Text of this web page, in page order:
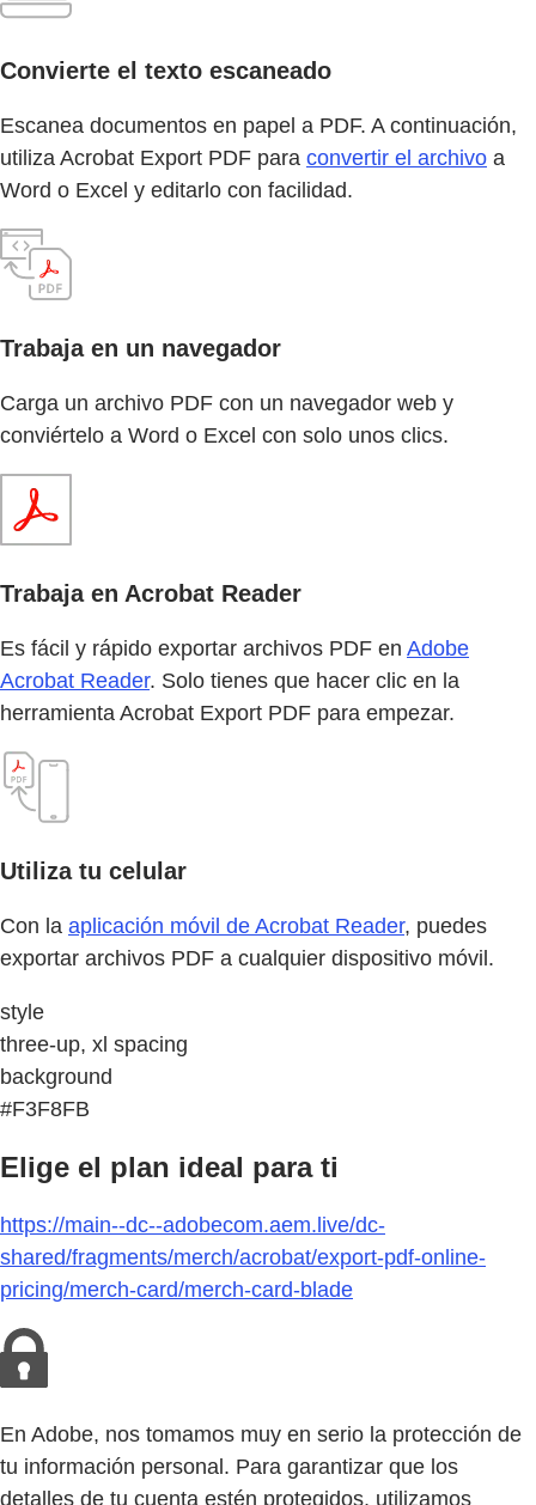
Convierte el texto escaneado
Escanea documentos en papel a PDF. A continuación,
utiliza Acrobat Export PDF para convertir el archivo a
Word o Excel y editarlo con facilidad.
Trabaja en un navegador
Carga un archivo PDF con un navegador web y
conviértelo a Word o Excel con solo unos clics.
Trabaja en Acrobat Reader
Es fácil y rápido exportar archivos PDF en Adobe
Acrobat Reader. Solo tienes que hacer clic en la
herramienta Acrobat Export PDF para empezar.
Utiliza tu celular
Con la aplicación móvil de Acrobat Reader, puedes
exportar archivos PDF a cualquier dispositivo móvil.
style
three-up, xl spacing
background
#F3F8FB
Elige el plan ideal para ti
https://main--dc--adobecom.aem.live/dc-
shared/fragments/merch/acrobat/export-pdf-online-
pricing/merch-card/merch-card-blade
En Adobe, nos tomamos muy en serio la protección de
tu información personal. Para garantizar que los
detalles de tu cuenta estén protegidos, utilizamos